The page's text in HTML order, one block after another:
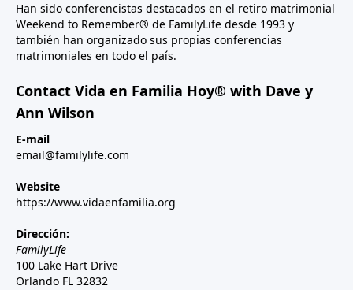
Han sido conferencistas destacados en el retiro matrimonial
Weekend to Remember® de FamilyLife desde 1993 y
también han organizado sus propias conferencias
matrimoniales en todo el país.
Contact Vida en Familia Hoy® with Dave y
Ann Wilson
E-mail
email@familylife.com
Website
https://www.vidaenfamilia.org
Dirección:
FamilyLife
100 Lake Hart Drive
Orlando FL 32832